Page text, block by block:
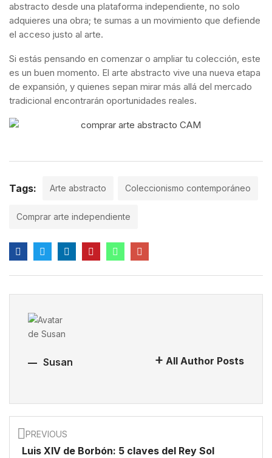
abstracto desde una plataforma independiente, no solo
adquieres una obra; te sumas a un movimiento que defiende
el acceso justo al arte.
Si estás pensando en comenzar o ampliar tu colección, este
es un buen momento. El arte abstracto vive una nueva etapa
de expansión, y quienes sepan mirar más allá del mercado
tradicional encontrarán oportunidades reales.
Tags: Arte abstracto Coleccionismo contemporáneo
Comprar arte independiente
Susan All Author Posts
PREVIOUS
Luis XIV de Borbón: 5 claves del Rey Sol